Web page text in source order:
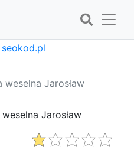
weselna Jarosław